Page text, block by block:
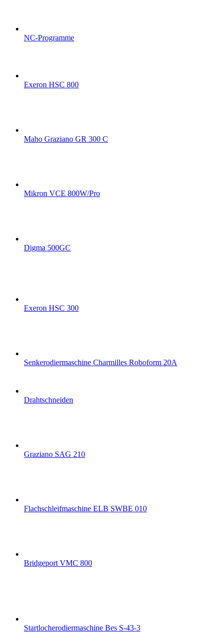
NC-Programme
Exeron HSC 800
Maho Graziano GR 300 C
Mikron VCE 800W/Pro
Digma 500GC
Exeron HSC 300
Senkerodiermaschine Charmilles Roboform 20A
Drahtschneiden
Graziano SAG 210
Flachschleifmaschine ELB SWBE 010
Bridgeport VMC 800
Startlocherodiermaschine Bes S-43-3